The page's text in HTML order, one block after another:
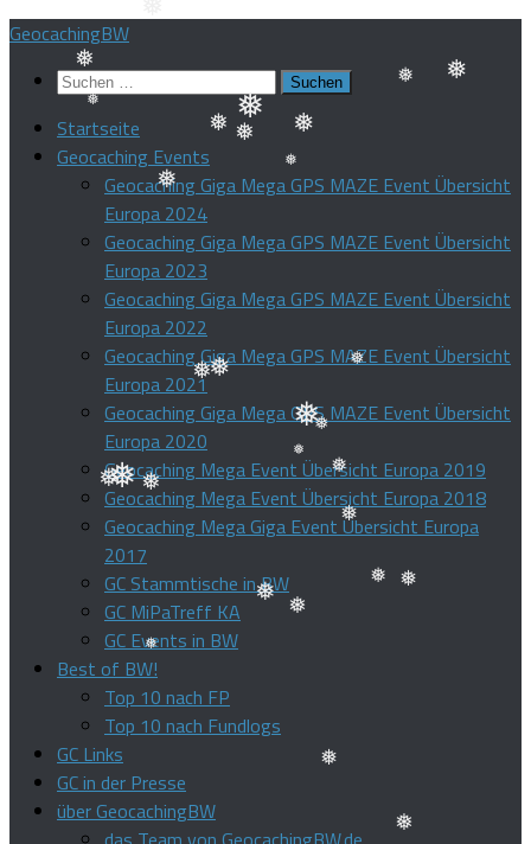
❅
❅ ❅
❅
❅
❅
❅ ❅
❅
❅
❅
❅
❅
❅
❅
❅
❅
❅❅
Zum
springen
GeocachingBW
Suchen
nach:
Startseite
Geocaching Events
Geocaching Giga Mega GPS MAZE Event Übersicht
Europa 2024
Geocaching Giga Mega GPS MAZE Event Übersicht
Europa 2023
Geocaching Giga Mega GPS MAZE Event Übersicht
Europa 2022
Geocaching Giga Mega GPS MAZE Event Übersicht
Europa 2021
Geocaching Giga Mega GPS MAZE Event Übersicht
Europa 2020
Geocaching Mega Event Übersicht Europa 2019
Geocaching Mega Event Übersicht Europa 2018
Geocaching Mega Giga Event Übersicht Europa
2017
GC Stammtische in BW
GC MiPaTreff KA
GC Events in BW
Best of BW!
Top 10 nach FP
Top 10 nach Fundlogs
GC Links
GC in der Presse
über GeocachingBW